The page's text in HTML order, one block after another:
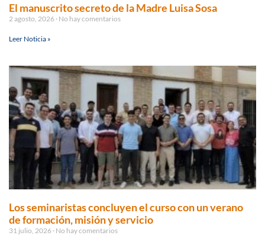
El manuscrito secreto de la Madre Luisa Sosa
2 agosto, 2026 No hay comentarios
Leer Noticia »
Los seminaristas concluyen el curso con un verano
de formación, misión y servicio
31 julio, 2026 No hay comentarios